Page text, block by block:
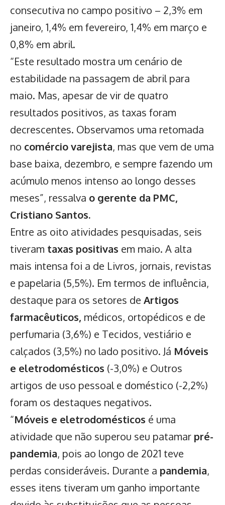
consecutiva no campo positivo – 2,3% em
janeiro, 1,4% em fevereiro, 1,4% em março e
0,8% em abril.
“Este resultado mostra um cenário de
estabilidade na passagem de abril para
maio. Mas, apesar de vir de quatro
resultados positivos, as taxas foram
decrescentes. Observamos uma retomada
no comércio varejista, mas que vem de uma
base baixa, dezembro, e sempre fazendo um
acúmulo menos intenso ao longo desses
meses”, ressalva o gerente da PMC,
Cristiano Santos.
Entre as oito atividades pesquisadas, seis
tiveram taxas positivas em maio. A alta
mais intensa foi a de Livros, jornais, revistas
e papelaria (5,5%). Em termos de influência,
destaque para os setores de Artigos
farmacêuticos, médicos, ortopédicos e de
perfumaria (3,6%) e Tecidos, vestiário e
calçados (3,5%) no lado positivo. Já Móveis
e eletrodomésticos (-3,0%) e Outros
artigos de uso pessoal e doméstico (-2,2%)
foram os destaques negativos.
“Móveis e eletrodomésticos é uma
atividade que não superou seu patamar pré-
pandemia, pois ao longo de 2021 teve
perdas consideráveis. Durante a pandemia,
esses itens tiveram um ganho importante